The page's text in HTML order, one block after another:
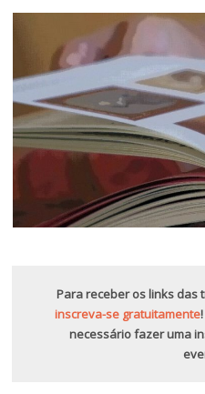
Para receber os links das
inscreva-se gratuitamente
necessário fazer uma